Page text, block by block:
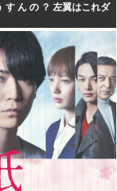
す ん の ？ 左翼はこれダ